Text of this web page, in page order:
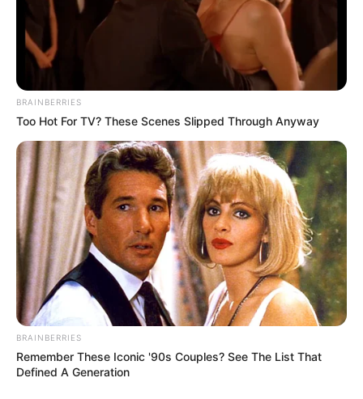
BRAINBERRIES
Too Hot For TV? These Scenes Slipped Through Anyway
BRAINBERRIES
Remember These Iconic '90s Couples? See The List That
Defined A Generation